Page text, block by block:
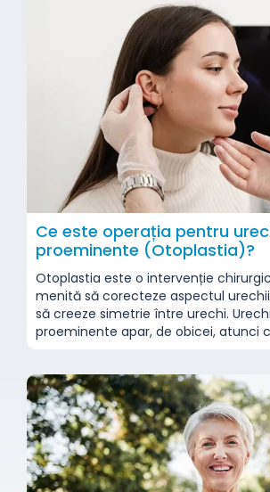
Ce este operația pentru
proeminente (Otoplastia)?
Otoplastia este o intervenție
menită să corecteze aspectul
să creeze simetrie între urechi.
proeminente apar, de obicei, atunci
curbura suficientă. Deși această
prezintă riscuri pentru sănătatea...